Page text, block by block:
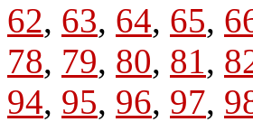
62, 63, 64, 65,
78, 79, 80, 81,
94, 95, 96, 97,